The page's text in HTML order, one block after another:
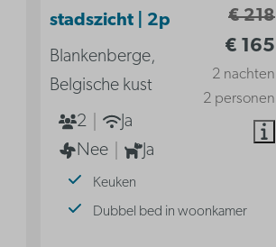
€ 218
€ 165
2 nachten
2 personen
stadszicht | 2p
Blankenberge,
Belgische kust
2
Ja
Nee
Ja
Keuken
Dubbel bed in woonkamer